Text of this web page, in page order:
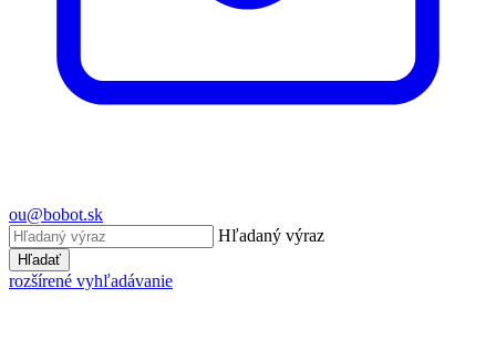
ou@bobot.sk
Hľadaný výraz
Hľadať
rozšírené vyhľadávanie